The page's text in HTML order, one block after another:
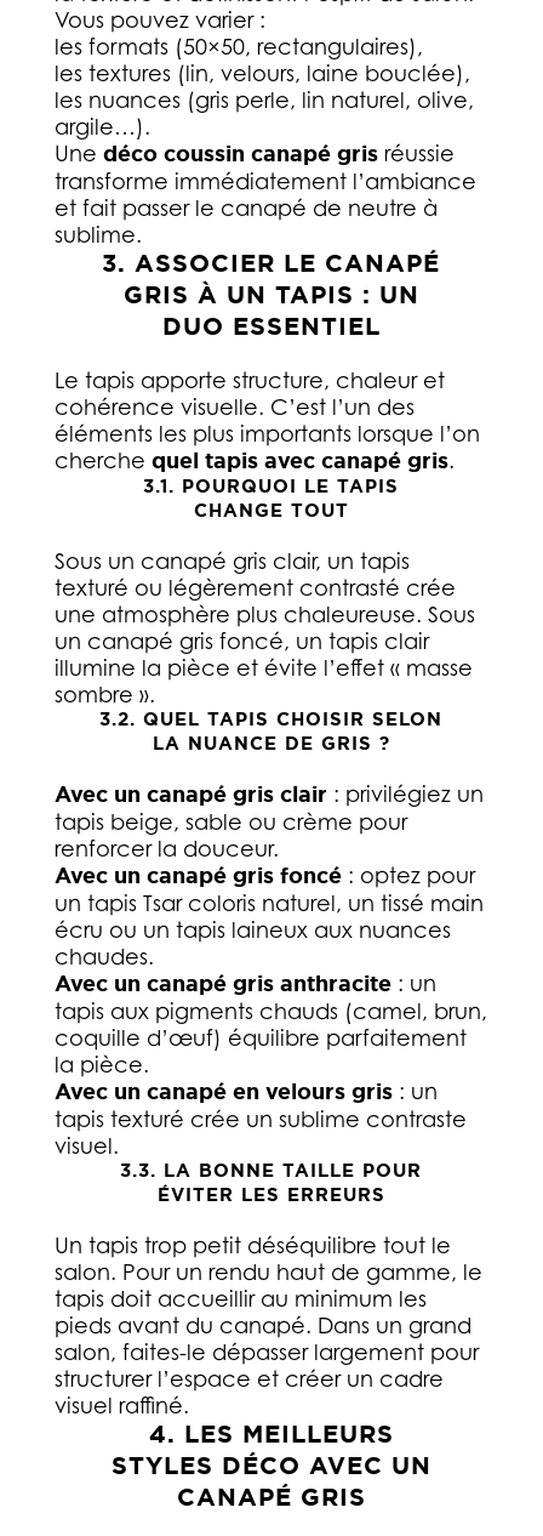
Vous pouvez varier :
les formats (50×50, rectangulaires),
les textures (lin, velours, laine bouclée),
les nuances (gris perle, lin naturel, olive,
argile…).
Une déco coussin canapé grisréussie
transforme immédiatement l’ambiance
et fait passer le canapé de neutre à
sublime.
3. ASSOCIER LE CANAPÉ
GRIS À UN TAPIS : UN
DUO ESSENTIEL
Le tapis apporte structure, chaleur et
cohérence visuelle. C’est l’un des
éléments les plus importants lorsque l’on
cherche quel tapis avec canapé gris.
3.1. POURQUOI LE TAPIS
CHANGE TOUT
Sous un canapé gris clair, un tapis
texturé ou légèrement contrasté crée
une atmosphère plus chaleureuse. Sous
un canapé gris foncé, un tapis clair
illumine la pièce et évite l’effet « masse
sombre ».
3.2. QUEL TAPIS CHOISIR SELON
LA NUANCE DE GRIS ?
Avec un canapé gris clair : privilégiez un
tapis beige, sable ou crème pour
renforcer la douceur.
Avec un canapé gris foncé: optez pour
un tapis Tsar coloris naturel, un tissé main
écru ou un tapis laineux aux nuances
chaudes.
Avec un canapé gris anthracite: un
tapis aux pigments chauds (camel, brun,
coquille d’œuf) équilibre parfaitement
la pièce.
Avec un canapé en velours gris: un
tapis texturé crée un sublime contraste
visuel.
3.3. LA BONNE TAILLE POUR
ÉVITER LES ERREURS
Un tapis trop petit déséquilibre tout le
salon. Pour un rendu haut de gamme, le
tapis doit accueillir au minimum les
pieds avant du canapé. Dans un grand
salon, faites-le dépasser largement pour
structurer l’espace et créer un cadre
visuel raffiné.
4. LES MEILLEURS
STYLES DÉCO AVEC UN
CANAPÉ GRIS